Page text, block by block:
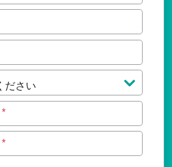
*
*